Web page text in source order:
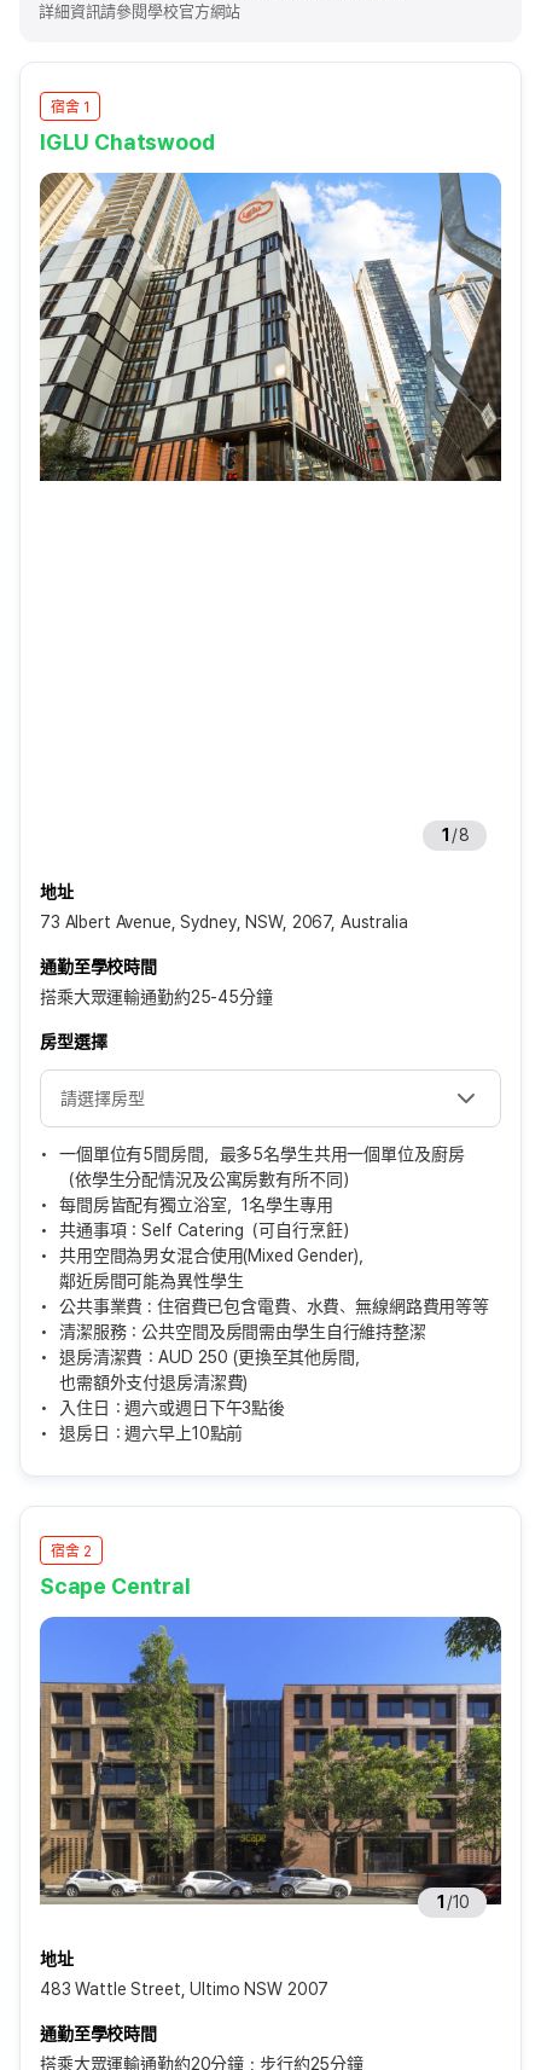
詳細資訊請參閱學校官方網站
宿舍 1
IGLU Chatswood
1 /8
地址
73 Albert Avenue, Sydney, NSW, 2067, Australia
通勤至學校時間
搭乘大眾運輸通勤約25-45分鐘
房型選擇
一個單位有5間房間，最多5名學生共用一個單位及廚房
（依學生分配情況及公寓房數有所不同）
每間房皆配有獨立浴室，1名學生專用
共通事項：Self Catering（可自行烹飪）
共用空間為男女混合使用(Mixed Gender)，
鄰近房間可能為異性學生
公共事業費 : 住宿費已包含電費、水費、無線網路費用等等
清潔服務：公共空間及房間需由學生自行維持整潔
退房清潔費：AUD 250 (更換至其他房間，
也需額外支付退房清潔費)
入住日：週六或週日下午3點後
退房日：週六早上10點前
宿舍 2
Scape Central
1 /10
地址
483 Wattle Street, Ultimo NSW 2007
通勤至學校時間
搭乘大眾運輸通勤約20分鐘；步行約25分鐘